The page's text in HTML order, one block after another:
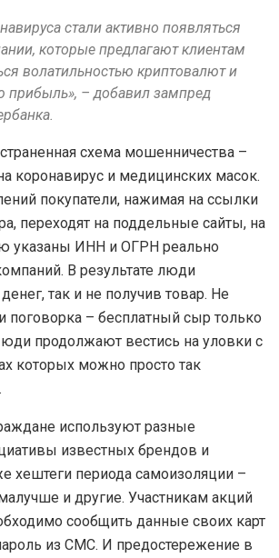
стали активно появляться
которые предлагают клиентам
волатильностью криптовалют и
прибыль», – добавил зампред
схема мошенничества –
коронавирус и медицинских масок.
покупатели, нажимая на ссылки
переходят на поддельные сайты, на
указаны ИНН и ОГРН реально
В результате люди
так и не получив товар. Не
поговорка – бесплатный сыр только
продолжают вестись на уловки с
которых можно просто так
используют разные
известных брендов и
хештеги периода самоизоляции –
и другие. Участникам акций
сообщить данные своих карт
из СМС. И предостережение в